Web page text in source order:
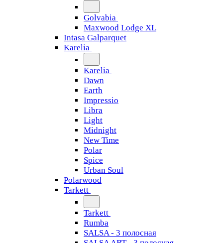
Golvabia
Maxwood Lodge XL
Intasa Galparquet
Karelia
Karelia
Dawn
Earth
Impressio
Libra
Light
Midnight
New Time
Polar
Spice
Urban Soul
Polarwood
Tarkett
Tarkett
Rumba
SALSA - 3 полосная